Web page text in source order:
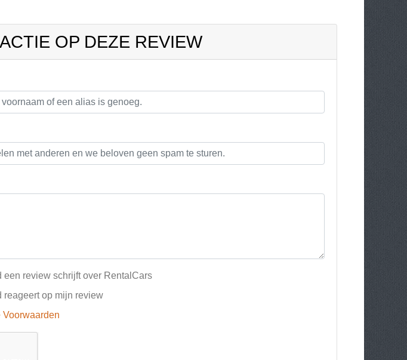
OP DEZE REVIEW
een review schrijft over RentalCars
reageert op mijn review